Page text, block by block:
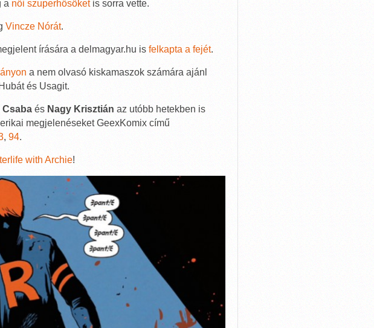
a női szuperhősöketis sorra vette.
Vincze Nórát.
írására a delmagyar.hu is felkapta a fejét.
a nem olvasó kiskamaszok számára ajánl
és Usagit.
Csabaés Nagy Krisztián az utóbb hetekben is
megjelenéseket GeexKomix című
, 94.
with Archie!